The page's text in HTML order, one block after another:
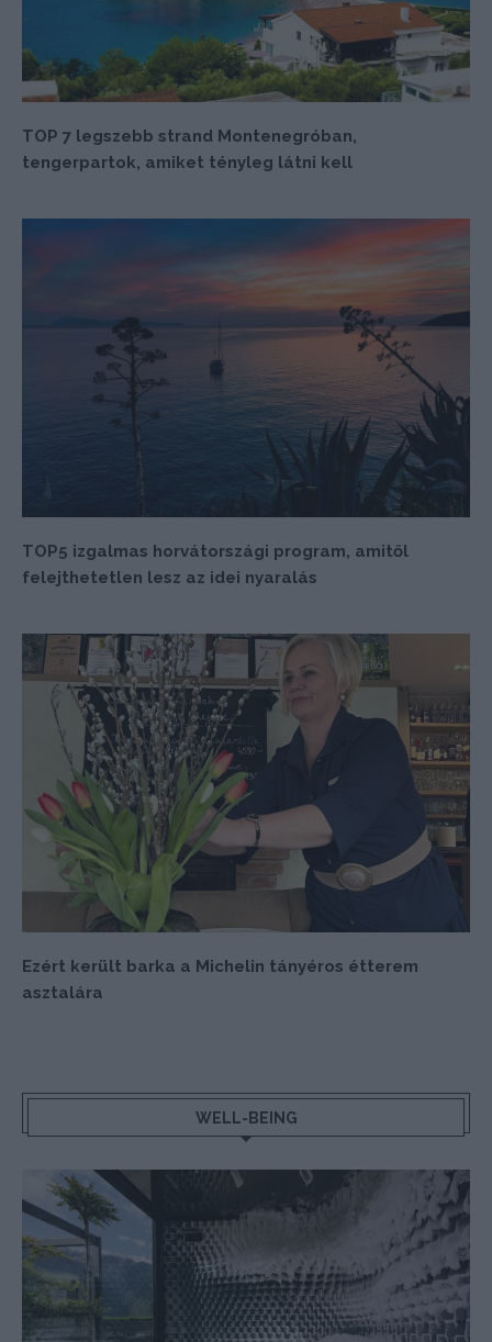
TOP 7 legszebb strand Montenegróban,
tengerpartok, amiket tényleg látni kell
TOP5 izgalmas horvátországi program, amitől
felejthetetlen lesz az idei nyaralás
Ezért került barka a Michelin tányéros étterem
asztalára
WELL-BEING